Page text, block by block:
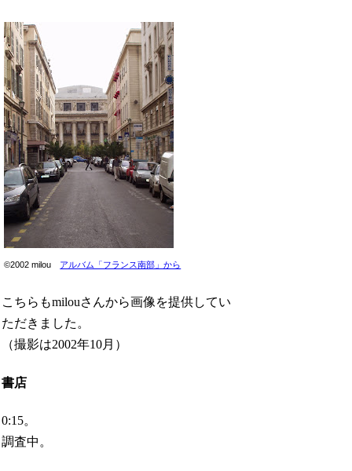
©2002 milou アルバム「フランス南部」から
こちらもmilouさんから画像を提供してい
ただきました。
（撮影は2002年10月）
書店
0:15。
調査中。